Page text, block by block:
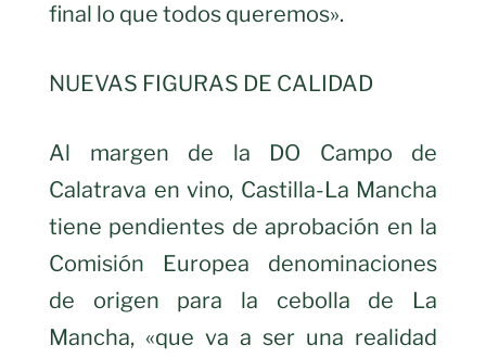
final lo que todos queremos».
NUEVAS FIGURAS DE CALIDAD
Al margen de la DO Campo de
Calatrava en vino, Castilla-La Mancha
tiene pendientes de aprobación en la
Comisión Europea denominaciones
de origen para la cebolla de La
Mancha, «que va a ser una realidad